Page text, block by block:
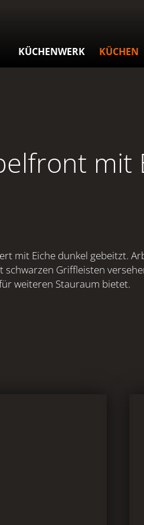
KÜCHENWERK KÜCHEN
mit
mit Eiche dunkel gebeitzt.
Griffleisten
weiteren Stauraum bietet.